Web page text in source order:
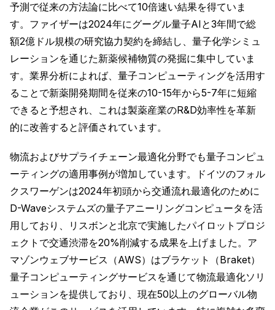
予測で従来の方法論に比べて10倍速い結果を得ていま
す。ファイザーは2024年にグーグル量子AIと3年間で総
額2億ドル規模の研究協力契約を締結し、量子化学シミュ
レーションを通じた新薬候補物質の発掘に集中していま
す。業界分析によれば、量子コンピューティングを活用す
ることで新薬開発期間を従来の10-15年から5-7年に短縮
できると予想され、これは製薬産業のR&D効率性を革新
的に改善すると評価されています。
物流およびサプライチェーン最適化分野でも量子コンピュ
ーティングの適用事例が増加しています。ドイツのフォル
クスワーゲンは2024年初頭から交通流れ最適化のために
D-Waveシステムズの量子アニーリングコンピュータを活
用しており、リスボンと北京で実施したパイロットプロジ
ェクトで交通渋滞を20%削減する成果を上げました。ア
マゾンウェブサービス（AWS）はブラケット（Braket）
量子コンピューティングサービスを通じて物流最適化ソリ
ューションを提供しており、現在50以上のグローバル物